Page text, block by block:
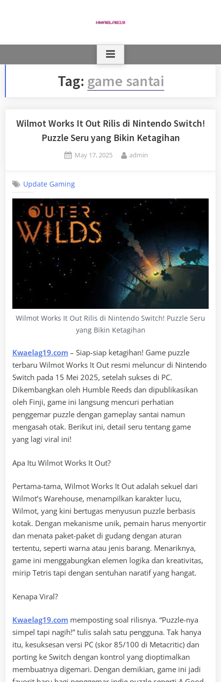
Tag: game santai
Wilmot Works It Out Rilis di Nintendo Switch!
Puzzle Seru yang Bikin Ketagihan
Posted
May 17, 2025 By
admin
Update Gaming
Wilmot Works It Out Rilis di Nintendo Switch! Puzzle Seru
yang Bikin Ketagihan
Kwaelag19.com – Siap-siap ketagihan! Game puzzle
terbaru Wilmot Works It Out resmi meluncur di Nintendo
Switch pada 15 Mei 2025, setelah sukses di PC.
Dikembangkan oleh Humble Reeds dan dipublikasikan
oleh Finji, game ini langsung mencuri perhatian
penggemar puzzle dengan gameplay santai namun
mengasah otak. Berikut ini, detail seru tentang game
yang lagi viral ini!
Apa Itu Wilmot Works It Out?
Pertama-tama, Wilmot Works It Out adalah sekuel dari
Wilmot’s Warehouse, menampilkan karakter lucu,
Wilmot, yang kini bertugas menyusun puzzle berbasis
kotak. Dengan mekanisme unik, pemain harus menyortir
dan menata paket-paket di gudang dengan aturan
tertentu, seperti warna atau jenis barang. Menariknya,
game ini menggabungkan elemen logika dan kreativitas,
mirip Tetris tapi dengan sentuhan naratif yang hangat.
Kenapa Viral?
Kwaelag19.com memposting soal rilisnya. “Puzzle-nya
simpel tapi nagih!” tulis salah satu pengguna. Tak hanya
itu, kesuksesan versi PC (skor 85/100 di Metacritic) dan
porting ke Switch dengan kontrol yang dioptimalkan
membuatnya digemari. Dengan demikian, game ini jadi